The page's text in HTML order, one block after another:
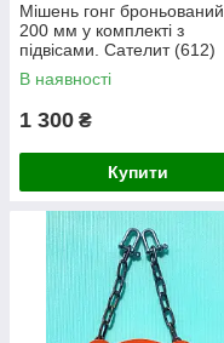
Мішень гонг броньований
200 мм у комплекті з
підвісами. Сателит (612)
В наявності
1 300 ₴
Купити